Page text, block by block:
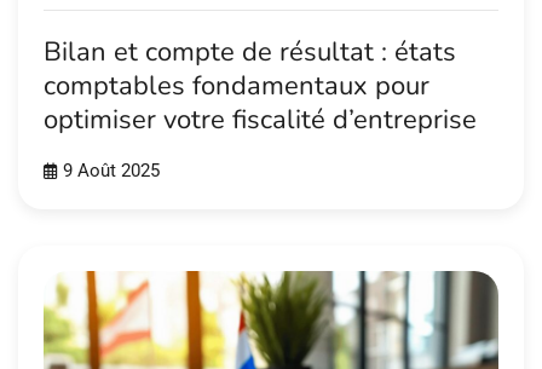
Bilan et compte de résultat : états
comptables fondamentaux pour
optimiser votre fiscalité d’entreprise
9 Août 2025